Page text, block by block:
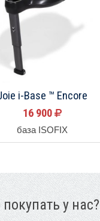
i-Base ™ Encore
16 900
база ISOFIX
у нас?